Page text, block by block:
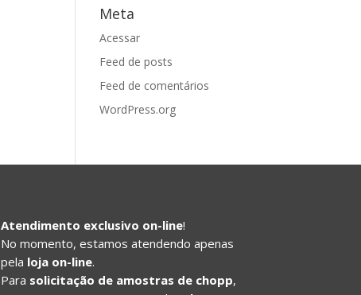
Meta
Acessar
Feed de posts
Feed de comentários
WordPress.org
Atendimento exclusivo on-line!
No momento, estamos atendendo apenas
pela loja on-line.
Para solicitação de amostras de chopp,